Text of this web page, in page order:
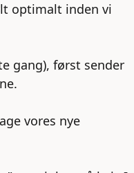
optimalt inden vi
gang), først sender
vores nye